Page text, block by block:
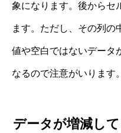
象になります。後からセ
ます。ただし、その列の
値や空白ではないデータ
なるので注意がいります。
データが増減し